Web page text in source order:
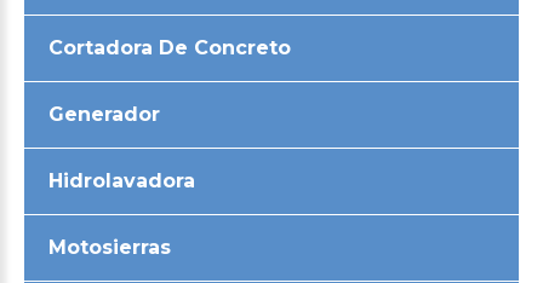
Cortadora De Concreto
Generador
Hidrolavadora
Motosierras